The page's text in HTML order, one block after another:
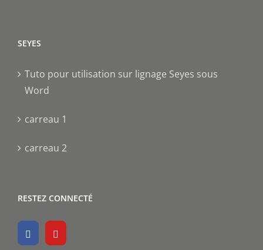
SEYES
Tuto pour utilisation sur lignage Seyes sous
Word
carreau 1
carreau 2
RESTEZ CONNECTÉ